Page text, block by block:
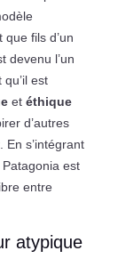
fils d’un
devenu l’un
est
et éthique
d’autres
s’intégrant
est
entre
atypique